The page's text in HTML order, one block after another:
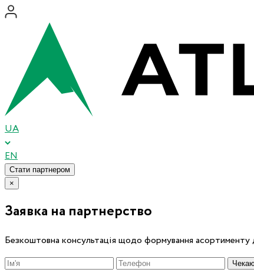
UA
EN
Стати партнером
×
Заявка на партнерство
Безкоштовна консультація щодо формування асортименту